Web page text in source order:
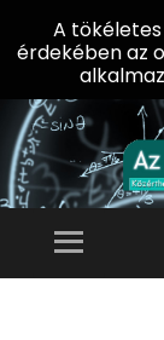
Menü
A
érdekében az